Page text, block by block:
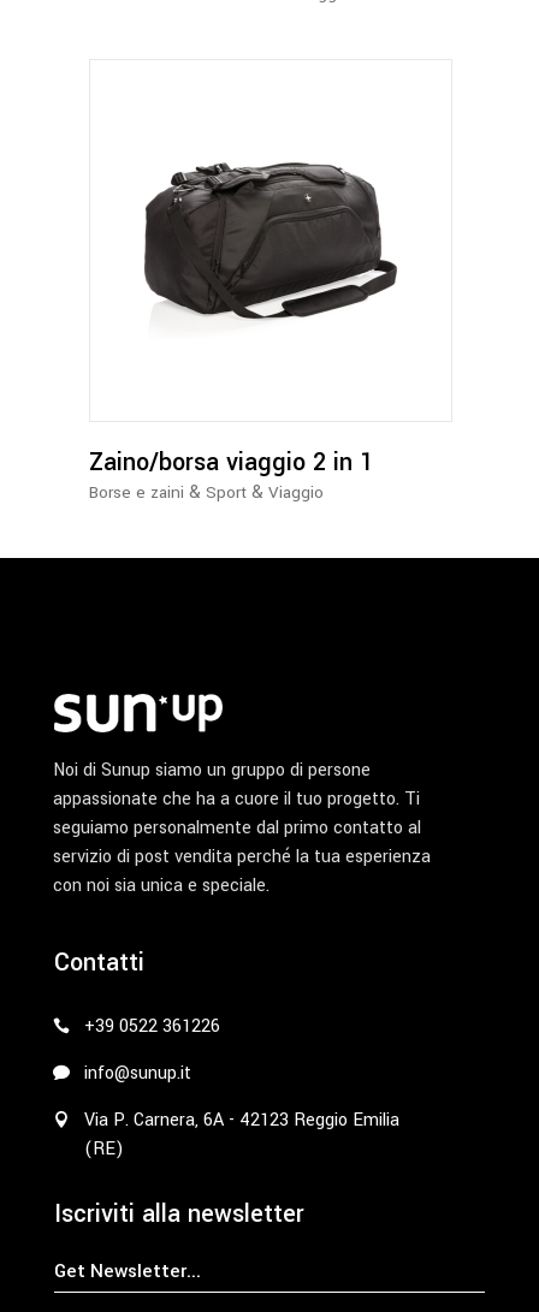
Zaino/borsa viaggio 2 in 1
Borse e zaini & Sport & Viaggio
Noi di Sunup siamo un gruppo di persone
appassionate che ha a cuore il tuo progetto. Ti
seguiamo personalmente dal primo contatto al
servizio di post vendita perché la tua esperienza
con noi sia unica e speciale.
Contatti
+39 0522 361226
info@sunup.it
Via P. Carnera, 6A - 42123 Reggio Emilia
(RE)
Iscriviti alla newsletter